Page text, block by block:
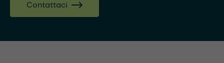
Contattaci